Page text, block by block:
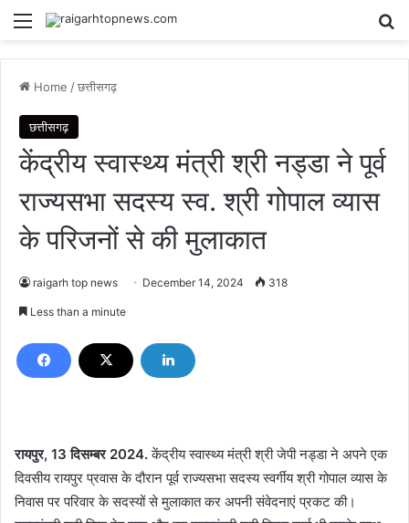
Menu
Home /छत्तीसगढ़
छत्तीसगढ़
केंद्रीय स्वास्थ्य मंत्री श्री नड्डा ने पूर्व
राज्यसभा सदस्य स्व. श्री गोपाल व्यास
के परिजनों से की मुलाकात
raigarh top news December 14, 2024 318
Less than a minute
रायपुर, 13 दिसम्बर 2024.केंद्रीय स्वास्थ्य मंत्री श्री जेपी नड्डा ने अपने एक
दिवसीय रायपुर प्रवास के दौरान पूर्व राज्यसभा सदस्य स्वर्गीय श्री गोपाल व्यास के
निवास पर परिवार के सदस्यों से मुलाकात कर अपनी संवेदनाएं प्रकट की।